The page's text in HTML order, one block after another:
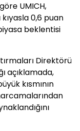
UMICH,
0,6 puan
beklentisi
Direktörü
açıklamada,
kısmının